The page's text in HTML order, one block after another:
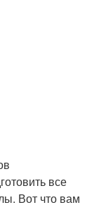
все
Вот что вам